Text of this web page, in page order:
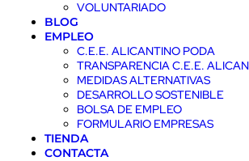
VOLUNTARIADO
BLOG
EMPLEO
C.E.E. ALICANTINO PODA
TRANSPARENCIA C.E.E.
MEDIDAS ALTERNATIVAS
DESARROLLO SOSTENIBLE
BOLSA DE EMPLEO
FORMULARIO EMPRESAS
TIENDA
CONTACTA